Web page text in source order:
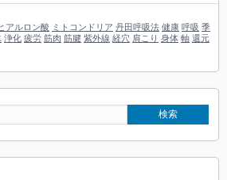
アルロン酸 ミトコンドリア 丹田呼吸法 健康 呼吸 季
浄化 疲労 筋肉 筋腱 紫外線 経穴 肩こり 身体 軸 還元